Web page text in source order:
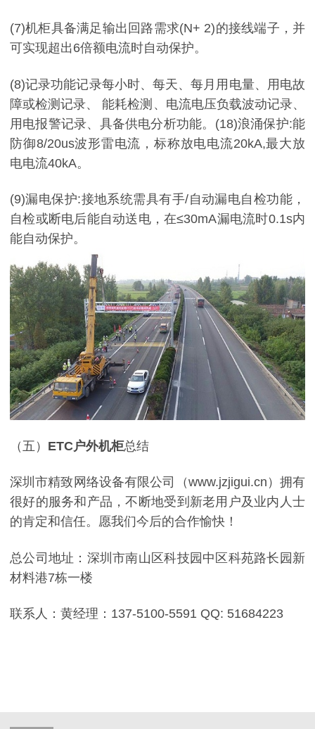
(7)机柜具备满足输出回路需求(N+ 2)的接线端子，并
可实现超出6倍额电流时自动保护。
(8)记录功能记录每小时、每天、每月用电量、用电故
障或检测记录、 能耗检测、电流电压负载波动记录、
用电报警记录、具备供电分析功能。(18)浪涌保护:能
防御8/20us波形雷电流，标称放电电流20kA,最大放
电电流40kA。
(9)漏电保护:接地系统需具有手/自动漏电自检功能，
自检或断电后能自动送电，在≤30mA漏电流时0.1s内
能自动保护。
（五） ETC户外机柜总结
深圳市精致网络设备有限公司（www.jzjigui.cn）拥有
很好的服务和产品，不断地受到新老用户及业内人士
的肯定和信任。愿我们今后的合作愉快！
总公司地址：深圳市南山区科技园中区科苑路长园新
材料港7栋一楼
联系人：黄经理：137-5100-5591 QQ: 51684223